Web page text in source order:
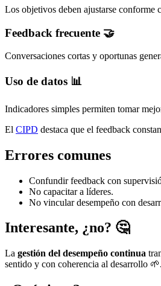
Los objetivos deben ajustarse conforme
Feedback frecuente 🤝
Conversaciones cortas y oportunas
Uso de datos 📊
Indicadores simples permiten tomar
El CIPD destaca que el feedback
Errores comunes
Confundir feedback con
No capacitar a líderes.
No vincular desempeño con
Interesante, ¿no? 🤔
La gestión del desempeño continua
sentido y con coherencia al desarrollo 🌱.